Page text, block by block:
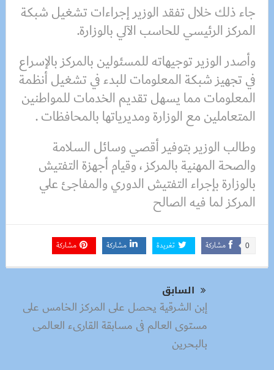
جاء ذلك خلال تفقد الوزير إجراءات تشغيل شبكة
المركز الرئيسي للحاسب الآلي بالوزارة.
وأصدر الوزير توجيهاته للمسئولين بالمركز بالإسراع
في تجهيز شبكة المعلومات للبدء في تشغيل أنظمة
المعلومات مما يسهل تقديم الخدمات للمواطنين
المتعاملين مع الوزارة ومديرياتها بالمحافظات .
وطالب الوزير بتوفير أقصي وسائل السلامة
والصحة المهنية بالمركز ، وقيام أجهزة التفتيش
بالوزارة بإجراء التفتيش الدوري والمفاجئ علي
المركز لما فيه الصالح
مشاركة 0 تغريدة مشاركة مشاركة
السابق
إبن الشرقية يحصل على المركز الخامس على
مستوى العالم فى مسابقة القارىء العالمى
بالبحرين